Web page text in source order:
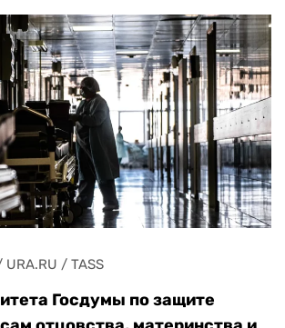
/ TASS
Госдумы по защите